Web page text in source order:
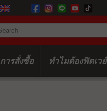
การสั่งซื้อ ทำไมต้องฟิตเวย์